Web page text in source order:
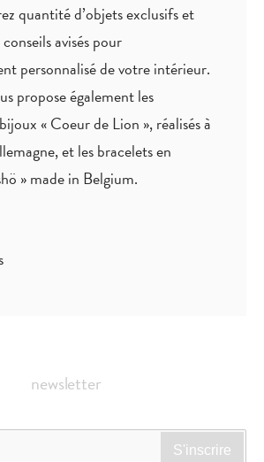
quantitéd’objets exclusifset
conseils aviséspour
personnalisé de votre intérieur.
propose également les
« Coeur de Lion », réalisés à
et les bracelets en
» made in Belgium.
newsletter